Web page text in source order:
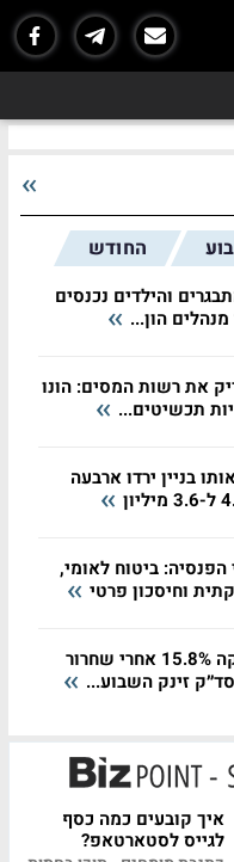
החודש
והילדים נכנסים
הון...
את רשות המסים: הונו
תכשיטים...
בניין ירדו ארבעה
ביטוח לאומי,
וחיסכון פרטי
ספייס X זינקה 15.8% אחרי שחרור
זינק השבוע...
איך קובעים כמה כסף
לגייס לסטארטאפ?